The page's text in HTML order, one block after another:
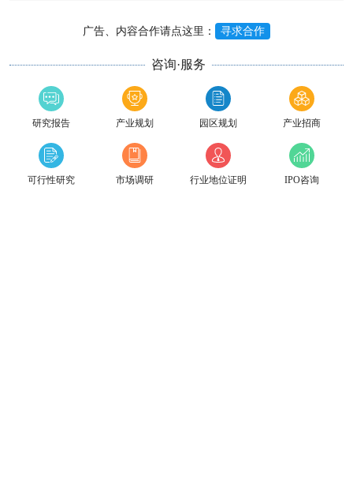
广告、内容合作请点这里： 寻求合作
咨询·服务
研究报告 产业规划 园区规划 产业招商
可行性研究 市场调研 行业地位证明 IPO咨询